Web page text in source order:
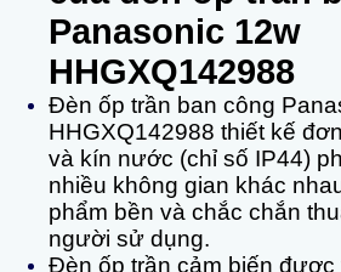
Panasonic 12w
HHGXQ142988
Đèn ốp trần ban công
HHGXQ142988 thiết kế
và kín nước (chỉ số IP44)
nhiều không gian khác
phẩm bền và chắc chắn
người sử dụng.
Đèn ốp trần cảm biến được